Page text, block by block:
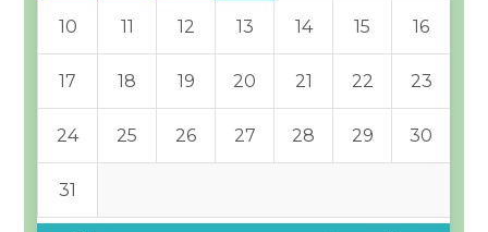
10 11 12 13 14 15 16
17 18 19 20 21 22 23
24 25 26 27 28 29 30
31